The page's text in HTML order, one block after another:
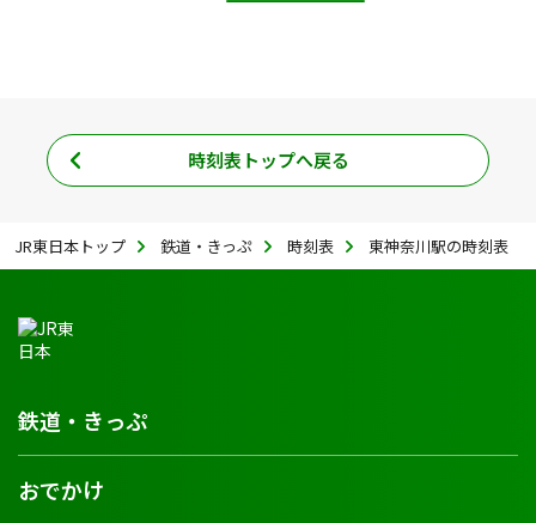
時刻表トップへ戻る
JR東日本トップ 鉄道・きっぷ 時刻表 東神奈川駅の時刻表
鉄道・きっぷ
おでかけ